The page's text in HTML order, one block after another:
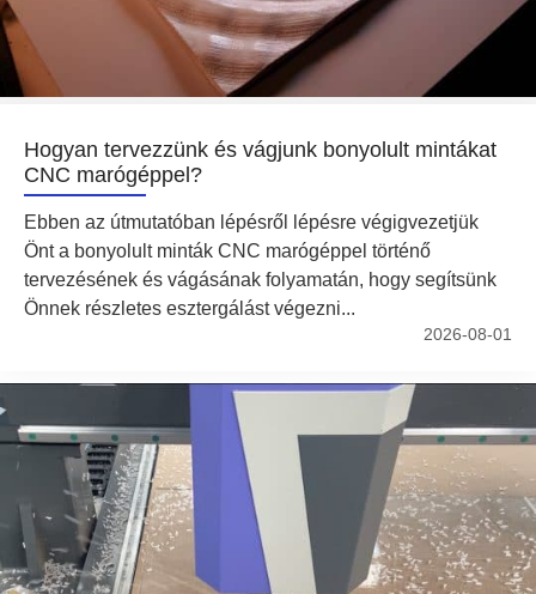
Hogyan tervezzünk és vágjunk bonyolult mintákat
CNC marógéppel?
Ebben az útmutatóban lépésről lépésre végigvezetjük
Önt a bonyolult minták CNC marógéppel történő
tervezésének és vágásának folyamatán, hogy segítsünk
Önnek részletes esztergálást végezni...
2026-08-01